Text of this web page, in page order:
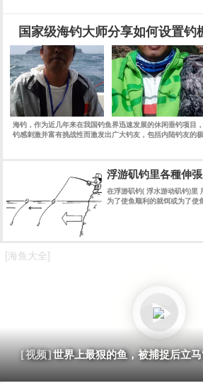
国家级海钓大师分享如何设置
海钓，作为近几年来在我国钓鱼界迅速发展的休闲垂钓项目
钓感刺激并富有挑战性而激发出广大钓友，包括内陆钓友的极
浮游矶钓里各種伸
在浮游矶钓( 浮水游动矶钓)里
为了使鱼顺利的就饵或为了
! 而迅速的使钓鱼者在第一时
[海鱼大全]
[视频]世界上最狠的鱼，被捕捉后立